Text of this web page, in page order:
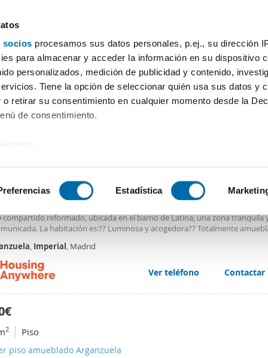
socios procesamos sus datos personales, p.ej., su dirección
para almacenar y acceder la información en su dispositivo
personalizados, medición de publicidad y contenido,
Tiene la opción de seleccionar quién usa sus datos y
retirar su consentimiento en cualquier momento desde la
de consentimiento.
analizándolo activamente para buscar características
cómo se procesan sus datos personales y establezca
de datos. Puede cambiar o retirar su consentimiento en
se usan para personalizar el contenido y los anuncios,
el tráfico. Además, compartimos información sobre el uso
de redes sociales, publicidad y análisis web, quienes
que les haya proporcionado o que hayan recopilado a
Estadística
Habitaciones Más filtros - 2
pisos Arganzuela Imperial Madrid
piso Arganzuela
compartido reformado, ubicada en el barrio de Latina, una zona tranquila
La habitación es:?? Luminosa y acogedora?? Totalmente
de luz natural Elpisocuenta con:? 6
, Imperial, Madrid
Ver teléfono Contactar
2 Piso
piso amueblado Arganzuela